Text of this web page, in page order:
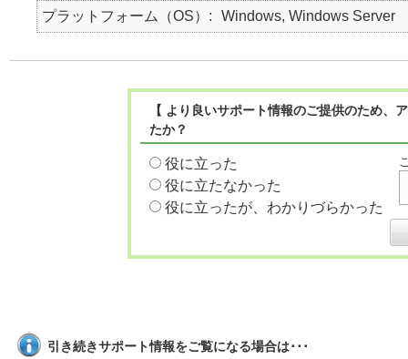
プラットフォーム（OS） Windows, Windows Server
【 より良いサポート情報のご提供のため
たか？
役に立った
役に立たなかった
役に立ったが、わかりづらかった
引き続きサポート情報をご覧になる場合は･･･